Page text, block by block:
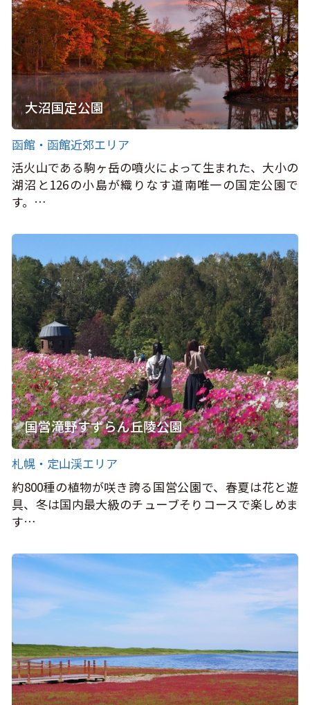
大沼国定公園
函館・函館近郊エリア
活火山である駒ヶ岳の噴火によって生まれた、大小の
湖沼と126の小島が織りなす道南唯一の国定公園で
す。…
国営滝野すずらん丘陵公園
札幌・定山渓エリア
約800種の植物が咲き誇る国営公園で、春夏は花と遊
具、冬は国内最大級のチューブそりコースで楽しめま
す…